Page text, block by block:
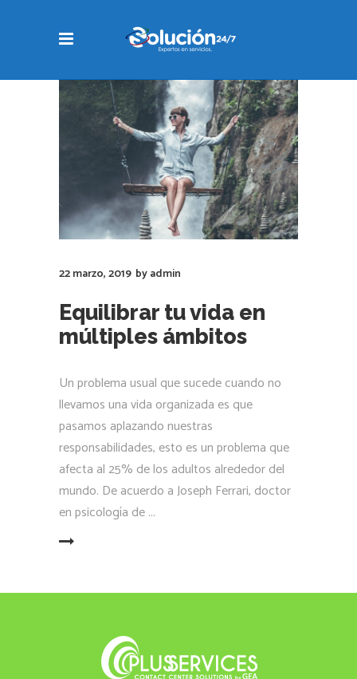
22 marzo, 2019 byadmin
Equilibrar tu vida en
múltiples ámbitos
Un problema usual que sucede cuando no
llevamos una vida organizada es que
pasamos aplazando nuestras
responsabilidades, esto es un problema que
afecta al 25% de los adultos alrededor del
mundo. De acuerdo a Joseph Ferrari, doctor
en psicología de